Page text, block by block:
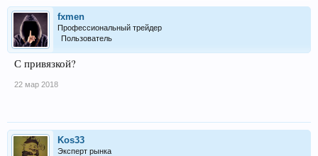
fxmen
Профессиональный трейдер
Пользователь
С привязкой?
22 мар 2018
Kos33
Эксперт рынка